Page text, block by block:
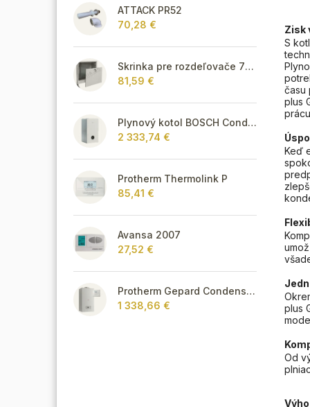
ATTACK PR52
70,28 €
Skrinka pre rozdeľovače 715 mm - podomietková
81,59 €
Plynový kotol BOSCH Condens GC8700iW 30 P - Závesný kondenzačný vykurovací kotol
2 333,74 €
Protherm Thermolink P
85,41 €
Avansa 2007
27,52 €
Protherm Gepard Condens 18/25 MKV + Thermolink P
1 338,66 €
Zisk
S
času
plus
Keď
plus
Od